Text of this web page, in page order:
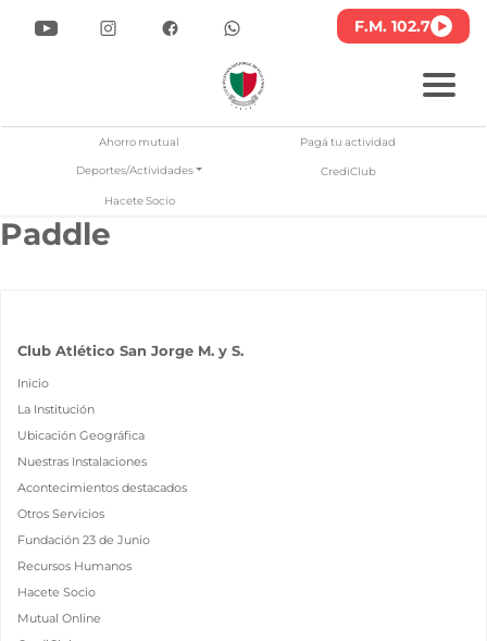
Atlético San Jorge
F.M. 102.7
Ahorro mutual
Pagá tu actividad
Deportes/Actividades
CrediClub
Hacete Socio
Paddle
Club Atlético San Jorge M. y S.
Inicio
La Institución
Ubicación Geográfica
Nuestras Instalaciones
Acontecimientos destacados
Otros Servicios
Fundación 23 de Junio
Recursos Humanos
Hacete Socio
Mutual Online